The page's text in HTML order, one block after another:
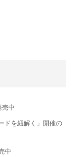
売中
ドを紐解く」開催の
中